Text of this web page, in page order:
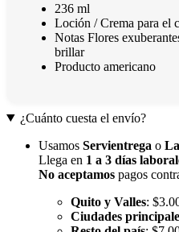
236 ml
Loción / Crema para el
Notas Flores
brillar
Producto americano
¿Cuánto cuesta el envío?
Usamos Servientrega o
Llega en 1 a 3 días
No aceptamos pagos
Quito y Valles:
Ciudades